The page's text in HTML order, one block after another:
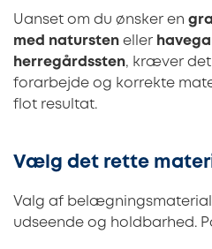
Uanset om du ønsker en
med natursten eller
herregårdssten, kræver
forarbejde og korrekte
flot resultat.
Vælg det rette
Valg af
udseende og holdbarhed.